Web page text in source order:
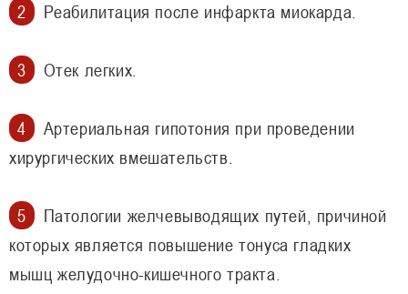
Реабилитация после инфаркта миокарда.
Отек легких.
Артериальная гипотония при проведении
хирургических вмешательств.
Патологии желчевыводящих путей, причиной
которых является повышение тонуса гладких
мышц желудочно-кишечного тракта.